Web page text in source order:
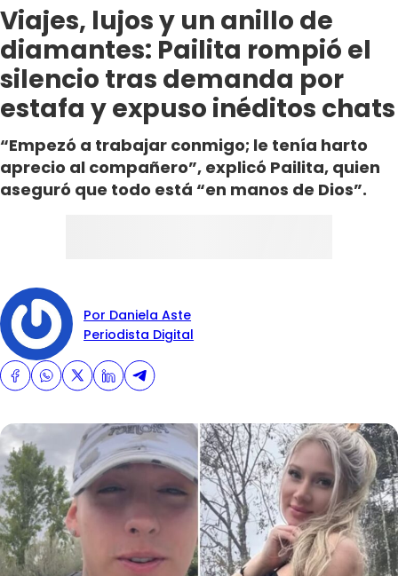
Viajes, lujos y un anillo de
diamantes: Pailita rompió el
silencio tras demanda por
estafa y expuso inéditos chats
“Empezó a trabajar conmigo; le tenía harto
aprecio al compañero”, explicó Pailita, quien
aseguró que todo está “en manos de Dios”.
Por Daniela Aste
Periodista Digital